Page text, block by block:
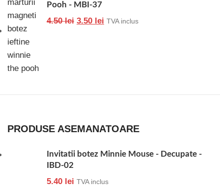
Pooh - MBI-37
4.50lei 3.50 lei TVA inclus
PRODUSE ASEMANATOARE
Invitatii botez Minnie Mouse - Decupate -
IBD-02
5.40 lei TVA inclus